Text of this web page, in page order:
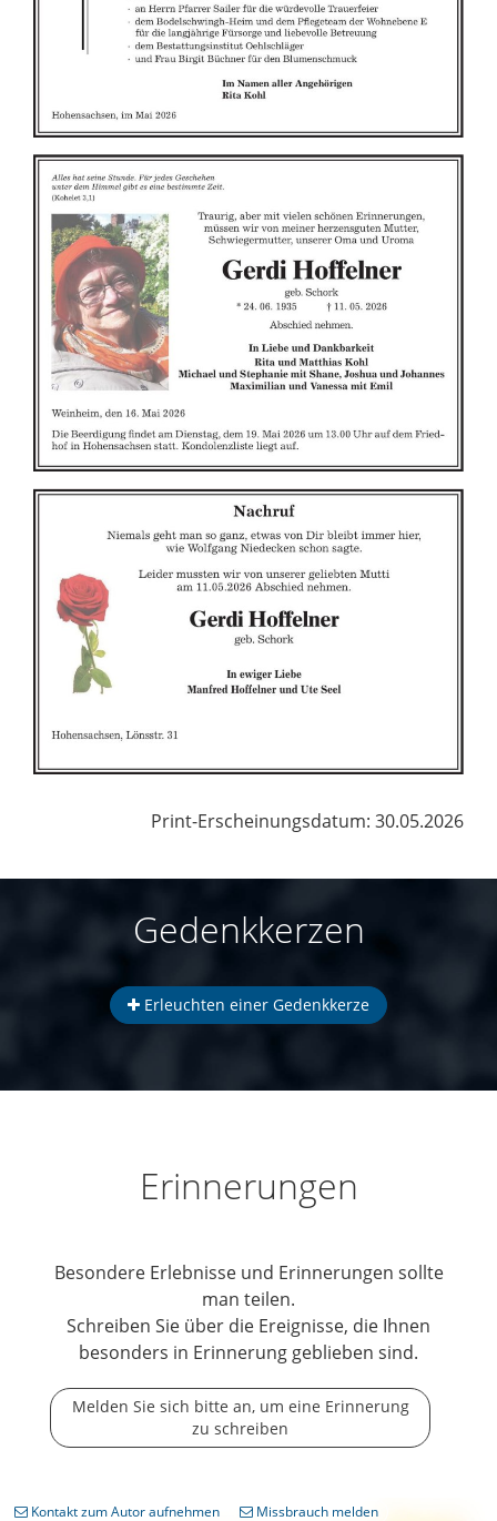
Print-Erscheinungsdatum: 30.05.2026
Gedenkkerzen
Erleuchten einer Gedenkkerze
Erinnerungen
Besondere Erlebnisse und Erinnerungen sollte
man teilen.
Schreiben Sie über die Ereignisse, die Ihnen
besonders in Erinnerung geblieben sind.
Melden Sie sich bitte an, um eine Erinnerung
zu schreiben
Kontakt zum Autor aufnehmen Missbrauch melden